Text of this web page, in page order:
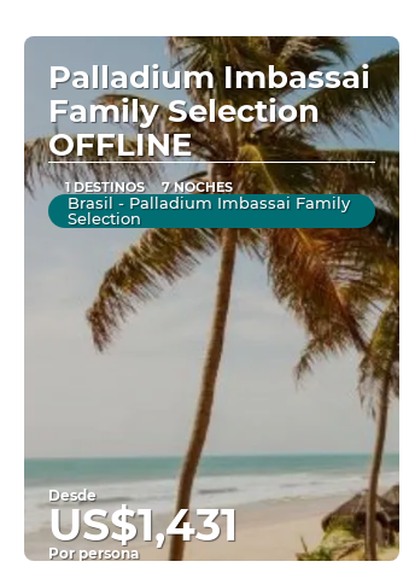
Palladium Imbassai
Family Selection
OFFLINE
1 DESTINOS 7 NOCHES
Brasil - Palladium Imbassai Family
Selection
Desde
US$1,431
Por persona